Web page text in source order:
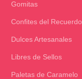
Gomitas
Confites del Recuerdo
Dulces Artesanales
Libres de Sellos
Paletas de Caramelo